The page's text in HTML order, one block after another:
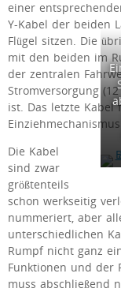
einer
Y-Kabel der beiden
Flügel sitzen. Die
mit den beiden im
der zentralen
Stromversorgung
ist. Das letzte Kabel
Die Kabel
sind zwar
größtenteils
schon werkseitig
nummeriert, aber
unterschiedlichen
Rumpf nicht ganz
Funktionen und der
muss abschließend